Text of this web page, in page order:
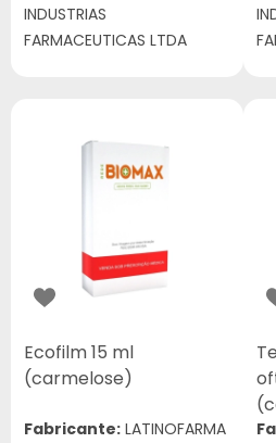
INDUSTRIAS
FARMACEUTICAS LTDA
Ecofilm 15 ml
(carmelose)
Fabricante: LATINOFARMA